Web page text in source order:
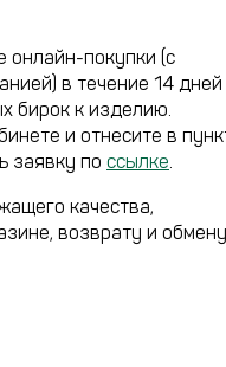
покупки (с
в течение 14 дней
бирок к изделию.
и отнесите в
заявку по ссылке.
качества,
возврату и обмену